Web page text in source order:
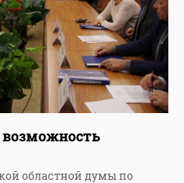
областной думы по